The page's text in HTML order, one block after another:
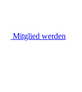
Mitglied werden